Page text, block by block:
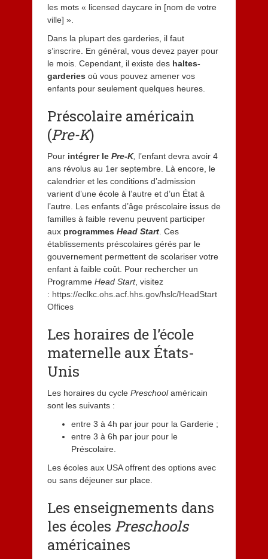
les mots « licensed daycare in [nom de votre
ville] ».
Dans la plupart des garderies, il faut
s’inscrire. En général, vous devez payer pour
le mois. Cependant, il existe des haltes-
garderies où vous pouvez amener vos
enfants pour seulement quelques heures.
Préscolaire américain
(Pre-K)
Pour intégrer le Pre-K, l’enfant devra avoir 4
ans révolus au 1er septembre. Là encore, le
calendrier et les conditions d’admission
varient d’une école à l’autre et d’un État à
l’autre. Les enfants d’âge préscolaire issus de
familles à faible revenu peuvent participer
aux programmes Head Start. Ces
établissements préscolaires gérés par le
gouvernement permettent de scolariser votre
enfant à faible coût. Pour rechercher un
Programme Head Start, visitez
: https://eclkc.ohs.acf.hhs.gov/hslc/HeadStart
Offices
Les horaires de l’école
maternelle aux États-
Unis
Les horaires du cycle Preschoolaméricain
sont les suivants :
entre 3 à 4h par jour pour la Garderie ;
entre 3 à 6h par jour pour le
Préscolaire.
Les écoles aux USA offrent des options avec
ou sans déjeuner sur place.
Les enseignements dans
les écoles Preschools
américaines